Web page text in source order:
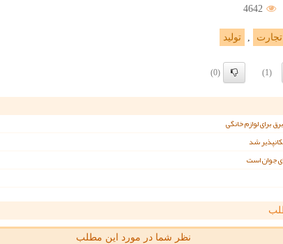
4642
تجارت , تولید
(1)
(0)
برای لوازم خانگی
شد
نظر شما در مورد این مطلب